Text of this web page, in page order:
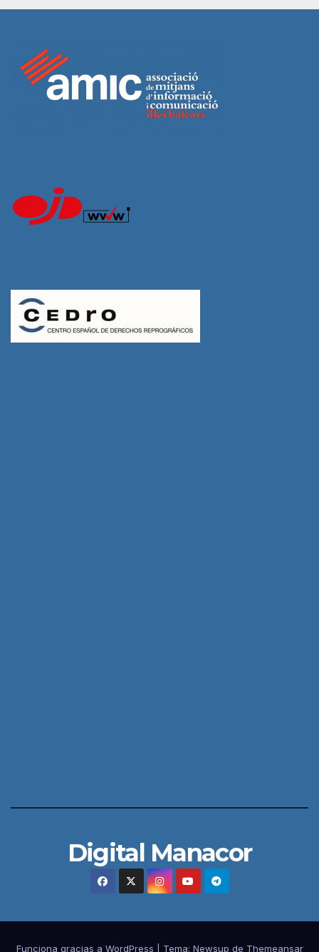
Digital Manacor
Funciona gracias a WordPress Tema: Newsup de Themeansar